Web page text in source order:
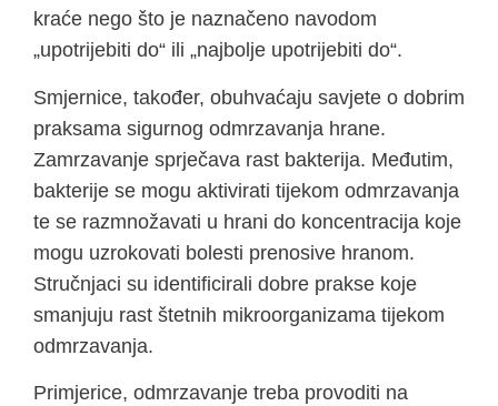
kraće nego što je naznačeno navodom
„upotrijebiti do“ ili „najbolje upotrijebiti do“.
Smjernice, također, obuhvaćaju savjete o dobrim
praksama sigurnog odmrzavanja hrane.
Zamrzavanje sprječava rast bakterija. Međutim,
bakterije se mogu aktivirati tijekom odmrzavanja
te se razmnožavati u hrani do koncentracija koje
mogu uzrokovati bolesti prenosive hranom.
Stručnjaci su identificirali dobre prakse koje
smanjuju rast štetnih mikroorganizama tijekom
odmrzavanja.
Primjerice, odmrzavanje treba provoditi na